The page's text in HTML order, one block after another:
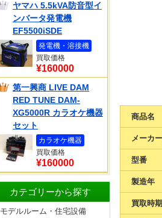
商品名
メーカ
型番
製造年
買取時期
ヤマハ 5.5kVA防音型イ
ンバータ発電機
EF5500iSDE
発電機・溶接機
買取価格
¥160000
第一興商 LIVE DAM
RED TUNE DAM-
XG5000R カラオケ機器
セット
カラオケ機器
買取価格
¥160000
カテゴリーから探す
モデルルーム・住宅設備